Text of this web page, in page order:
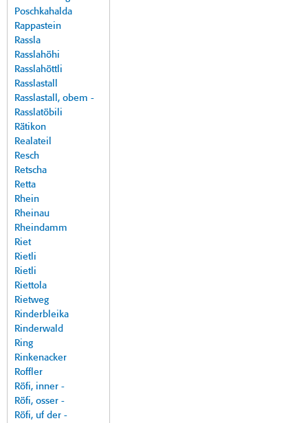
Poschkahalda
Rappastein
Rassla
Rasslahöhi
Rasslahöttli
Rasslastall
Rasslastall, obem -
Rasslatöbili
Rätikon
Realateil
Resch
Retscha
Retta
Rhein
Rheinau
Rheindamm
Riet
Rietli
Rietli
Riettola
Rietweg
Rinderbleika
Rinderwald
Ring
Rinkenacker
Roffler
Röfi, inner -
Röfi, osser -
Röfi, uf der -